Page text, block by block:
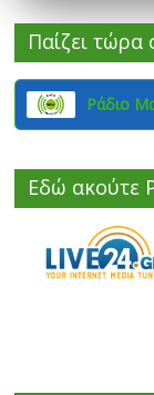
Παίζει
Ράδιο
Εδώ ακούτε